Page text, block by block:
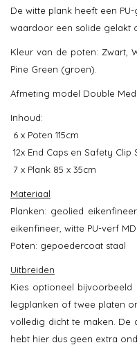
De witte plank heeft een
waardoor een solide gelakt
Kleur van de poten: Zwart,
Pine Green (groen).
Afmeting model Double
Inhoud:
6 x Poten 115cm
12x End Caps en Safety Clip
7 x Plank 85 x 35cm
Materiaal
Planken: geolied
eikenfineer, witte PU-verf
Poten: gepoedercoat staal
Uitbreiden
Kies optioneel bijvoorbeeld
legplanken of twee platen
volledig dicht te maken. De
hebt hier dus geen extra